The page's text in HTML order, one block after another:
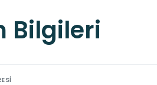
dokunulmamalıdır. Acil
öğrencilere
kısmında öğrenciler
Bilgileri